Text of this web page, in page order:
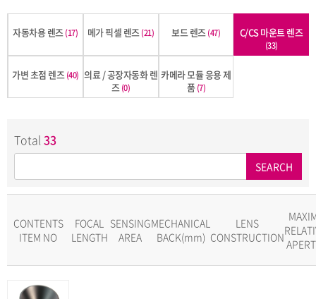
자동차용 렌즈(17) 메가 픽셀 렌즈(21) 보드 렌즈(47) C/CS 마운트 렌즈
(33)
가변 초점 렌즈 (40) 의료 / 공장자동화 렌
즈 (0)
카메라 모듈 응용 제
품 (7)
Total 33
SEARCH
CONTENTS
ITEM NO
FOCAL
LENGTH
SENSING
AREA
MECHANICAL
BACK(mm)
LENS
CONSTRUCTION